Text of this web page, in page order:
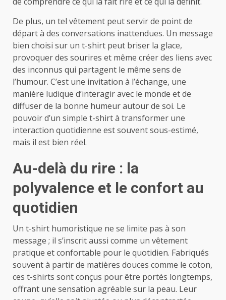
De plus, un tel vêtement peut servir de point de
départ à des conversations inattendues. Un message
bien choisi sur un t-shirt peut briser la glace,
provoquer des sourires et même créer des liens avec
des inconnus qui partagent le même sens de
l’humour. C’est une invitation à l’échange, une
manière ludique d’interagir avec le monde et de
diffuser de la bonne humeur autour de soi. Le
pouvoir d’un simple t-shirt à transformer une
interaction quotidienne est souvent sous-estimé,
mais il est bien réel.
Au-delà du rire : la
polyvalence et le confort au
quotidien
Un t-shirt humoristique ne se limite pas à son
message ; il s’inscrit aussi comme un vêtement
pratique et confortable pour le quotidien. Fabriqués
souvent à partir de matières douces comme le coton,
ces t-shirts sont conçus pour être portés longtemps,
offrant une sensation agréable sur la peau. Leur